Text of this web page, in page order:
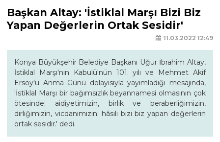
Başkan Altay: 'İstiklal Marşı Bizi Biz
Yapan Değerlerin Ortak Sesidir'
11.03.2022 12:49
Konya Büyükşehir Belediye Başkanı Uğur İbrahim Altay,
İstiklal Marşı'nın Kabulü'nün 101. yılı ve Mehmet Akif
Ersoy'u Anma Günü dolayısıyla yayımladığı mesajında,
'İstiklal Marşı bir bağımsızlık beyannamesi olmasının çok
ötesinde; aidiyetimizin, birlik ve beraberliğimizin,
dirliğimizin, vicdanımızın; hâsılı bizi biz yapan değerlerin
ortak sesidir.' dedi.